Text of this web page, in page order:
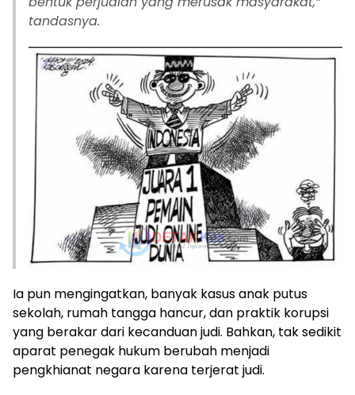
tandasnya.
Ia pun mengingatkan, banyak kasus anak putus
sekolah, rumah tangga hancur, dan praktik korupsi
yang berakar dari kecanduan judi. Bahkan, tak sedikit
aparat penegak hukum berubah menjadi
pengkhianat negara karena terjerat judi.